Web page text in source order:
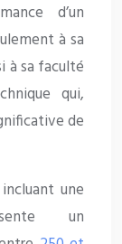
d’un
à sa
à sa faculté
qui,
de
une
un